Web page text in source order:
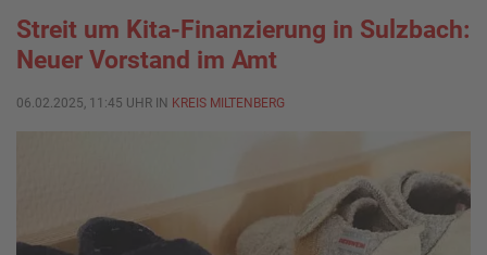
Streit um Kita-Finanzierung in Sulzbach:
Neuer Vorstand im Amt
06.02.2025, 11:45 UHR IN KREIS MILTENBERG